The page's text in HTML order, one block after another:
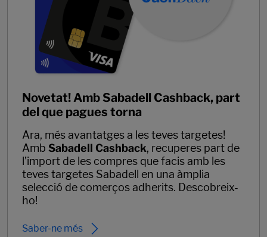
Novetat! Amb Sabadell Cashback, part
del que pagues torna
Ara, més avantatges a les teves targetes!
Amb Sabadell Cashback, recuperes part de
l’import de les compres que facis amb les
teves targetes Sabadell en una àmplia
selecció de comerços adherits. Descobreix-
ho!
Saber-ne més